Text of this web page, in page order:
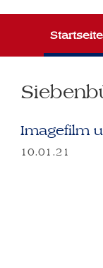
Startseite
Imagefilm
10.01.21